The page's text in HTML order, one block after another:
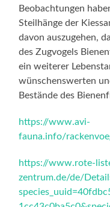
Beobachtungen
Steilhänge der
davon auszugehen,
des Zugvogels
ein weiterer
wünschenswerten
Bestände des
https://www.avi-
fauna.info/
https://www.rote-
zentrum.de/de/